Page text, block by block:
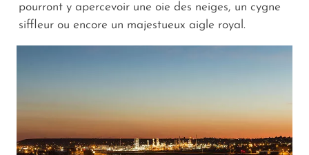
pourront y apercevoir une oie des neiges, un cygne
siffleur ou encore un majestueux aigle royal.